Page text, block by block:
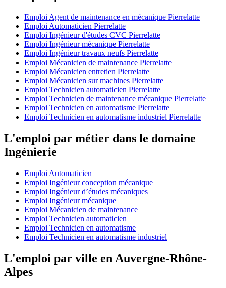
Emploi Agent de maintenance en mécanique Pierrelatte
Emploi Automaticien Pierrelatte
Emploi Ingénieur d'études CVC Pierrelatte
Emploi Ingénieur mécanique Pierrelatte
Emploi Ingénieur travaux neufs Pierrelatte
Emploi Mécanicien de maintenance Pierrelatte
Emploi Mécanicien entretien Pierrelatte
Emploi Mécanicien sur machines Pierrelatte
Emploi Technicien automaticien Pierrelatte
Emploi Technicien de maintenance mécanique Pierrelatte
Emploi Technicien en automatisme Pierrelatte
Emploi Technicien en automatisme industriel Pierrelatte
L'emploi par métier dans le domaine
Ingénierie
Emploi Automaticien
Emploi Ingénieur conception mécanique
Emploi Ingénieur d’études mécaniques
Emploi Ingénieur mécanique
Emploi Mécanicien de maintenance
Emploi Technicien automaticien
Emploi Technicien en automatisme
Emploi Technicien en automatisme industriel
L'emploi par ville en Auvergne-Rhône-
Alpes